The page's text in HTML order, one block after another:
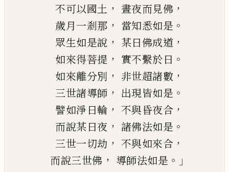
不可以國土 ， 晝夜而見佛 ，
歲月一剎那 ， 當知悉如是 。
眾生如是說 ， 某日佛成道 ，
如來得菩提 ， 實不繫於日 。
如來離分別 ， 非世超諸數 ，
三世諸導師 ， 出現皆如是 。
譬如淨日輪 ， 不與昏夜合 ，
而說某日夜 ， 諸佛法如是 。
三世一切劫 ， 不與如來合 ，
而說三世佛 ， 導師法如是 。」